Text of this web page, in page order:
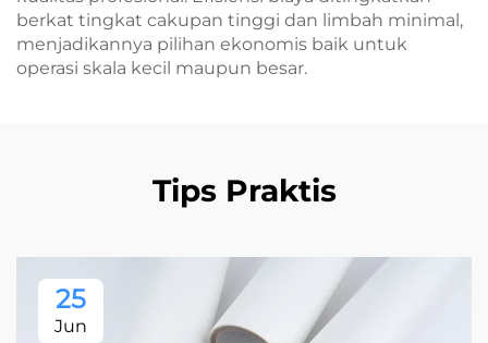
berkat tingkat cakupan tinggi dan limbah minimal,
menjadikannya pilihan ekonomis baik untuk
operasi skala kecil maupun besar.
Tips Praktis
25
Jun